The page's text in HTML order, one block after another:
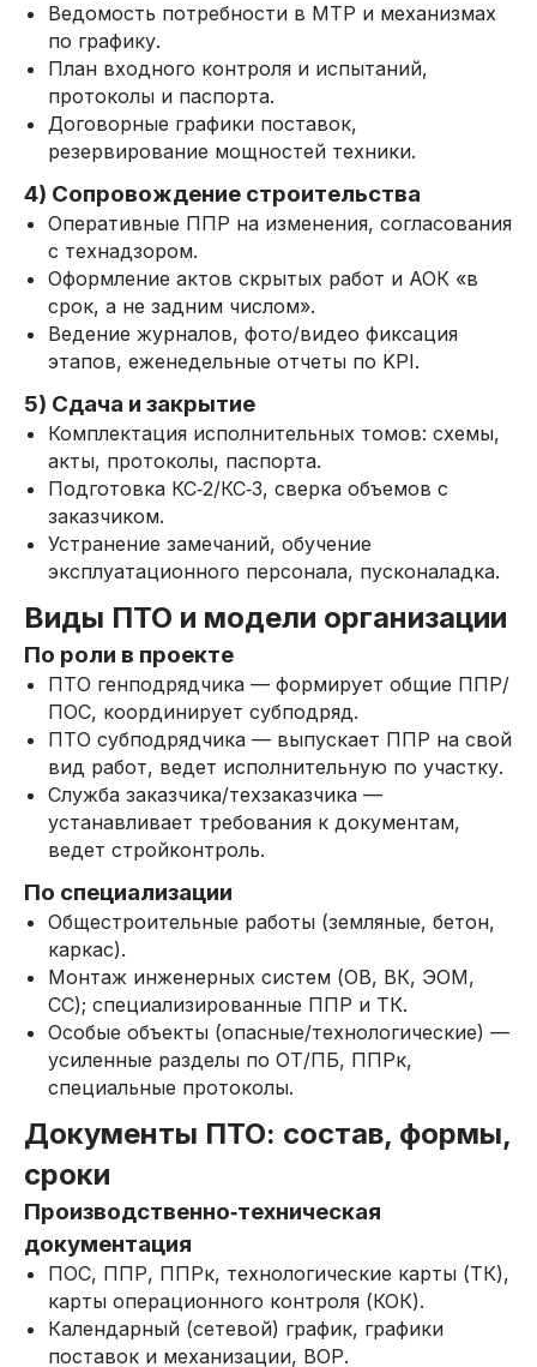
Ведомость потребности в МТР и механизмах
по графику.
План входного контроля и испытаний,
протоколы и паспорта.
Договорные графики поставок,
резервирование мощностей техники.
4) Сопровождение строительства
Оперативные ППР на изменения, согласования
с технадзором.
Оформление актов скрытых работ и АОК «в
срок, а не задним числом».
Ведение журналов, фото/видео фиксация
этапов, еженедельные отчеты по KPI.
5) Сдача и закрытие
Комплектация исполнительных томов: схемы,
акты, протоколы, паспорта.
Подготовка КС‑2/КС‑3, сверка объемов с
заказчиком.
Устранение замечаний, обучение
эксплуатационного персонала, пусконаладка.
Виды ПТО и модели организации
По роли в проекте
ПТО генподрядчика — формирует общие ППР/
ПОС, координирует субподряд.
ПТО субподрядчика — выпускает ППР на свой
вид работ, ведет исполнительную по участку.
Служба заказчика/техзаказчика —
устанавливает требования к документам,
ведет стройконтроль.
По специализации
Общестроительные работы (земляные, бетон,
каркас).
Монтаж инженерных систем (ОВ, ВК, ЭОМ,
СС); специализированные ППР и ТК.
Особые объекты (опасные/технологические) —
усиленные разделы по ОТ/ПБ, ППРк,
специальные протоколы.
Документы ПТО: состав, формы,
сроки
Производственно‑техническая
документация
ПОС, ППР, ППРк, технологические карты (ТК),
карты операционного контроля (КОК).
Календарный (сетевой) график, графики
поставок и механизации, ВОР.